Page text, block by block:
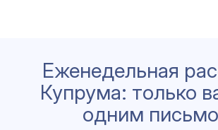
Еженедельная
Купрума: только
одним